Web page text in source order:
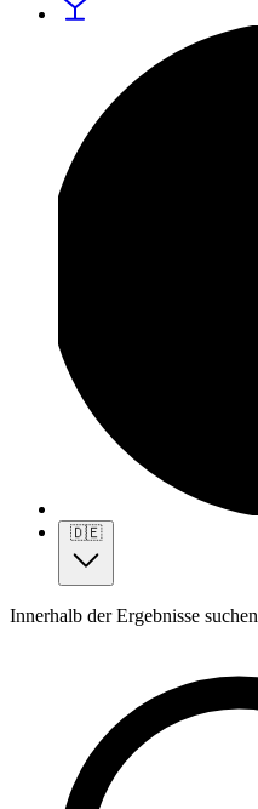
🇩🇪
Innerhalb der Ergebnisse suchen